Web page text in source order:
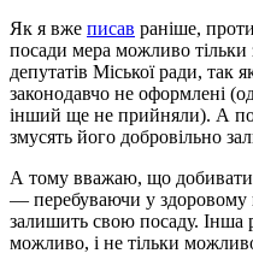
Як я вже писав раніше,
посади мера можливо тільки
депутатів Міської ради, так
законодавчо не оформлені
інший ще не прийняли). А
змусять його добровільно
А тому вважаю, що
— перебуваючи у здоровому
залишить свою посаду. Інша
можливо, і не тільки